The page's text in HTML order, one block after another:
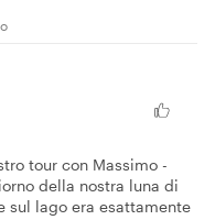
tour con Massimo -
della nostra luna di
sul lago era esattamente